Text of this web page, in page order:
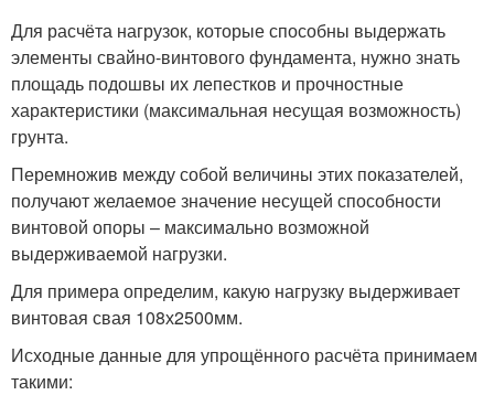
Для расчёта нагрузок, которые способны выдержать
элементы свайно-винтового фундамента, нужно знать
площадь подошвы их лепестков и прочностные
характеристики (максимальная несущая возможность)
грунта.
Перемножив между собой величины этих показателей,
получают желаемое значение несущей способности
винтовой опоры – максимально возможной
выдерживаемой нагрузки.
Для примера определим, какую нагрузку выдерживает
винтовая свая 108х2500мм.
Исходные данные для упрощённого расчёта принимаем
такими: